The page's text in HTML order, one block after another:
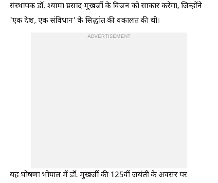
संस्थापक डॉ. श्यामा प्रसाद मुखर्जी के विजन को साकार करेगा, जिन्होंने
'एक देश, एक संविधान' के सिद्धांत की वकालत की थी।
ADVERTISEMENT
यह घोषणा भोपाल में डॉ. मुखर्जी की 125वीं जयंती के अवसर पर